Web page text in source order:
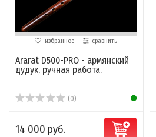
избранное сравнить
Ararat D500-PRO - армянский
дудук, ручная работа.
(0)
14 000 руб.